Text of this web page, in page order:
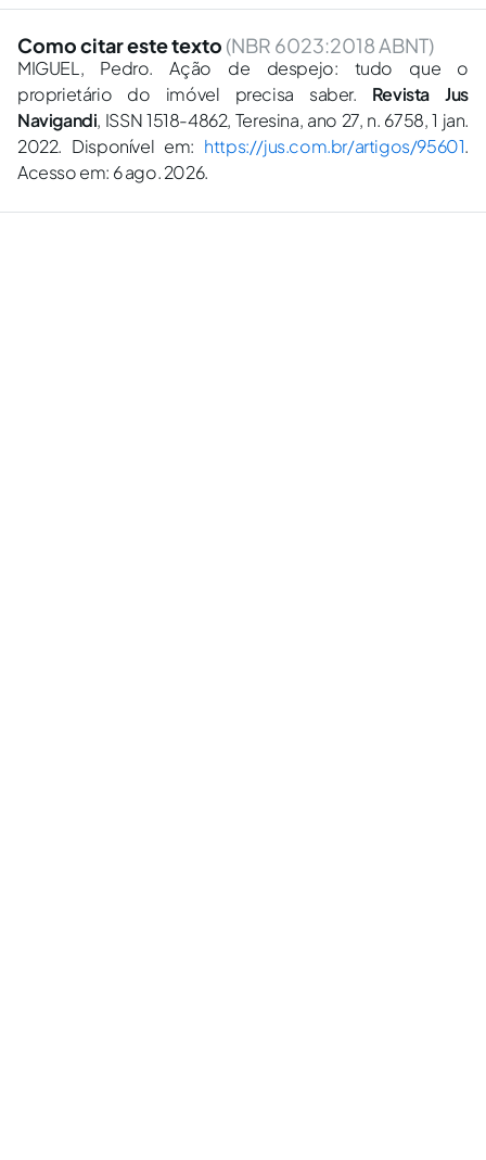
Como citar este texto (NBR 6023:2018 ABNT)
MIGUEL, Pedro. Ação de despejo: tudo que o
proprietário do imóvel precisa saber. Revista Jus
Navigandi, ISSN 1518-4862, Teresina, ano 27, n. 6758, 1 jan.
2022. Disponível em: https://jus.com.br/artigos/95601.
Acesso em: 6 ago. 2026.